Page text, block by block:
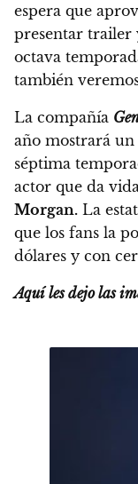
espera que
presentar trailer
octava
también
La compañía
año mostrará un
séptima
actor que da
Morgan. La
que los fans la
dólares y con
Aquí les dejo las